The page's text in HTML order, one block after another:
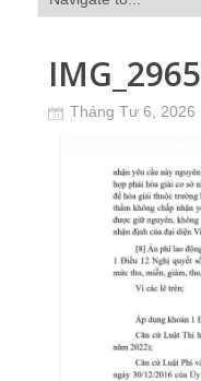
IMG_2965
Tháng Tư 6, 2026